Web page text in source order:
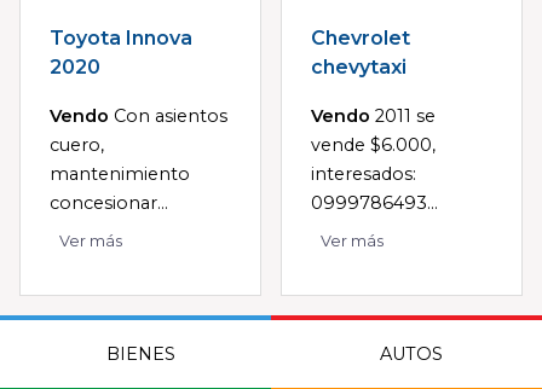
Toyota Innova
2020
Vendo Con asientos
cuero,
mantenimiento
concesionar...
Ver más
Chevrolet
chevytaxi
Vendo 2011 se
vende $6.000,
interesados:
0999786493...
Ver más
BIENES AUTOS